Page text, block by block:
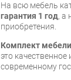
На всю мебель
гарантия 1 год, а
приобретения.
Комплект
это
современному